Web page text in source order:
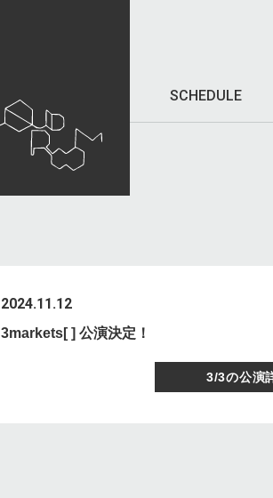
SCHEDULE
2024.11.12
3markets[ ] 公演決定！
3/3の公演